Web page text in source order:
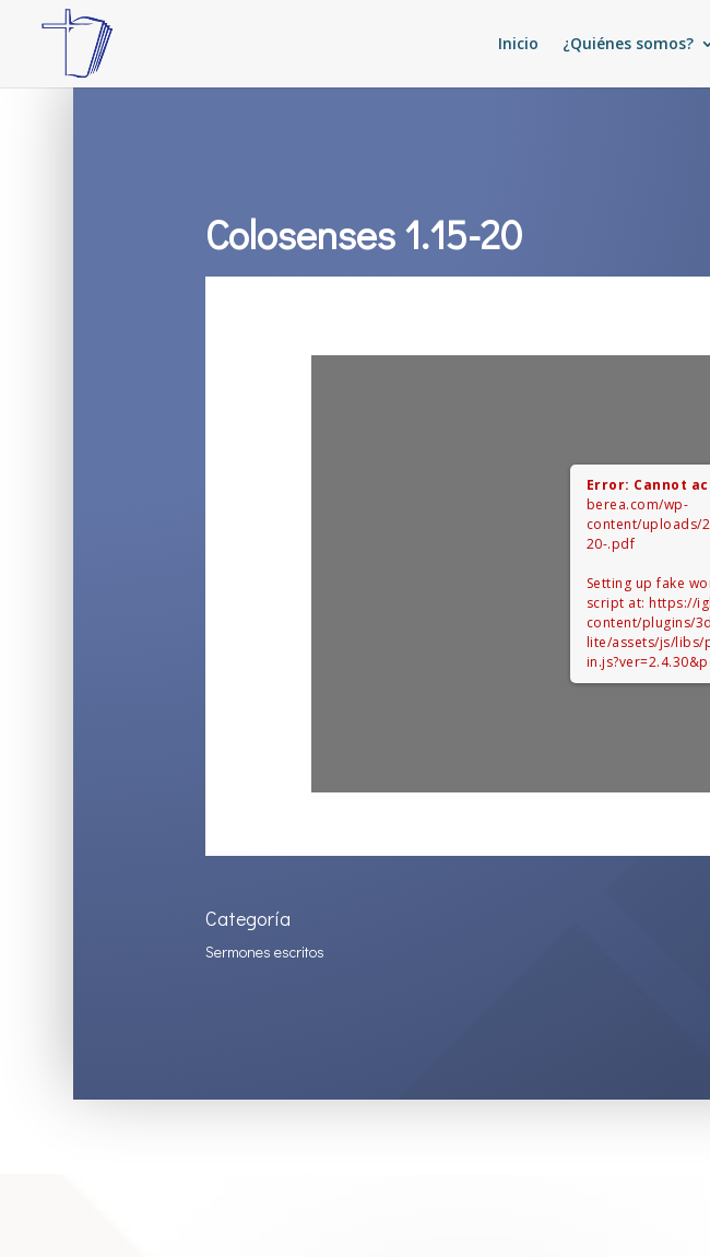
Inicio ¿Quiénes somos?
Colosenses 1.15-20
Error: Cannot
berea.com/wp-
content/uploads/
20-.pdf
Setting up fake
script at: https://
content/plugins/
lite/assets/js/
Categoría
Sermones escritos